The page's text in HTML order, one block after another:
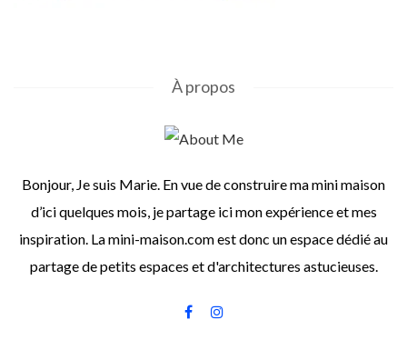
À propos
Bonjour, Je suis Marie. En vue de construire ma mini maison
d’ici quelques mois, je partage ici mon expérience et mes
inspiration. La mini-maison.com est donc un espace dédié au
partage de petits espaces et d'architectures astucieuses.